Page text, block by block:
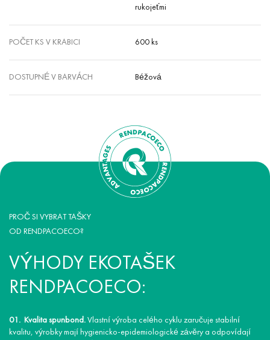
rukojeťmi
POČET KS V KRABICI 600 ks
DOSTUPNÉ V BARVÁCH Béžová
PROČ SI VYBRAT TAŠKY
OD RENDPACOECO?
VÝHODY EKOTAŠEK
RENDPACOECO:
Kvalita spunbond.Vlastní výroba celého cyklu zaručuje stabilní
kvalitu, výrobky mají hygienicko-epidemiologické závěry a odpovídají